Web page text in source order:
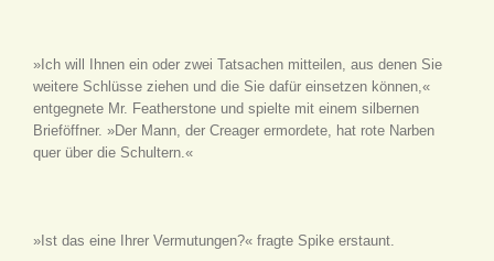
»Ich will Ihnen ein oder zwei Tatsachen mitteilen, aus denen Sie
weitere Schlüsse ziehen und die Sie dafür einsetzen können,«
entgegnete Mr. Featherstone und spielte mit einem silbernen
Brieföffner. »Der Mann, der Creager ermordete, hat rote Narben
quer über die Schultern.«
»Ist das eine Ihrer Vermutungen?« fragte Spike erstaunt.